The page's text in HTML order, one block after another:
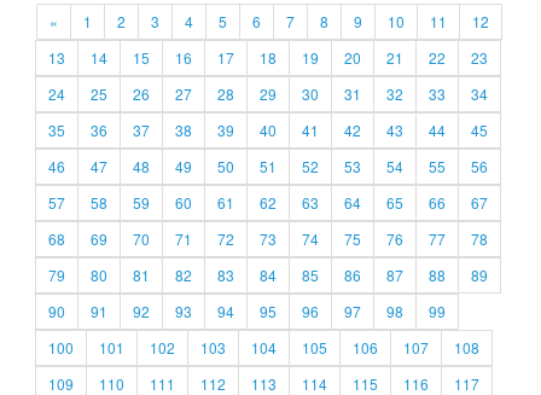
« 1 2 3 4 5 6 7 8 9 10 11
12
13
14 15 16 17 18 19 20 21 22
23
24
25 26 27 28 29 30 31 32 33
34
35
36 37 38 39 40 41 42 43 44
45
46
47 48 49 50 51 52 53 54 55
56
57
58 59 60 61 62 63 64 65 66
67
68
69 70 71 72 73 74 75 76 77
78
79
80 81 82 83 84 85 86 87 88
89
90
91 92 93 94 95 96 97 98
99
100
101 102 103 104 105 106 107
108
109
110 111 112 113 114 115 116
117